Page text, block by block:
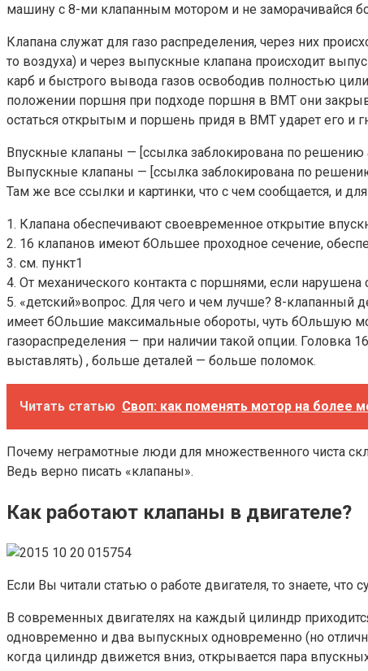
машину с 8-ми клапанным мотором и не заморачивайся
Клапана служат для газо распределения, через них
то воздуха) и через выпускные клапана происходит
карб и быстрого вывода газов освободив полностью
положении поршня при подходе поршня в ВМТ они
остаться открытым и поршень придя в ВМТ ударет его и
Впускные клапаны — [ссылка заблокирована по решению
Выпускные клапаны — [ссылка заблокирована по
Там же все ссылки и картинки, что с чем сообщается, и
1. Клапана обеспечивают своевременное открытие
2. 16 клапанов имеют бОльшее проходное сечение,
3. см. пункт1
4. От механического контакта с поршнями, если
5. «детский»вопрос. Для чего и чем лучше? 8-
имеет бОльшие максимальные обороты, чуть бОльшую
газораспределения — при наличии такой опции. Головка
выставлять) , больше деталей — больше поломок.
Читать статью Своп: как поменять мотор на более
Почему неграмотные люди для множественного чиста
Ведь верно писать «клапаны».
Как работают клапаны в двигателе?
Если Вы читали статью о работе двигателя, то знаете, что
В современных двигателях на каждый цилиндр
одновременно и два выпускных одновременно (но
когда цилиндр движется вниз, открывается пара